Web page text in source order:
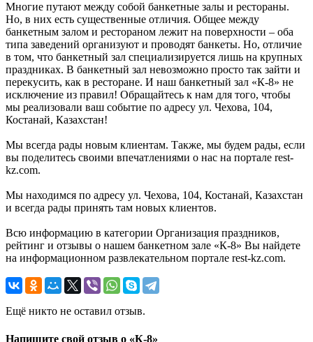
Многие путают между собой банкетные залы и рестораны.
Но, в них есть существенные отличия. Общее между
банкетным залом и рестораном лежит на поверхности – оба
типа заведений организуют и проводят банкеты. Но, отличие
в том, что банкетный зал специализируется лишь на крупных
праздниках. В банкетный зал невозможно просто так зайти и
перекусить, как в ресторане. И наш банкетный зал «К-8» не
исключение из правил! Обращайтесь к нам для того, чтобы
мы реализовали ваш событие по адресу ул. Чехова, 104,
Костанай, Казахстан!
Мы всегда рады новым клиентам. Также, мы будем рады, если
вы поделитесь своими впечатлениями о нас на портале rest-
kz.com.
Мы находимся по адресу ул. Чехова, 104, Костанай, Казахстан
и всегда рады принять там новых клиентов.
Всю информацию в категории Организация праздников,
рейтинг и отзывы о нашем банкетном зале «К-8» Вы найдете
на информационном развлекательном портале rest-kz.com.
Ещё никто не оставил отзыв.
Напишите свой отзыв о «К-8»